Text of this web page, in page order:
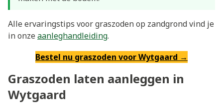
Alle ervaringstips voor graszoden op zandgrond vind je
in onzeaanleghandleiding.
Bestel nu graszoden voor Wytgaard →
Graszoden laten aanleggen in
Wytgaard